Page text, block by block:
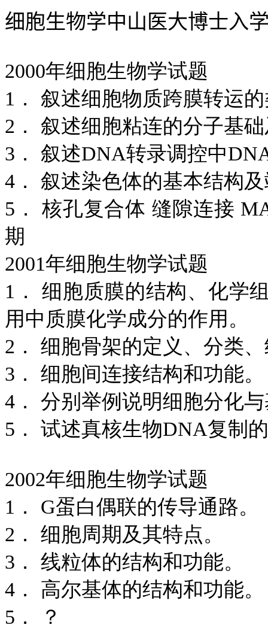
细胞生物学中山医大博士入
2000年细胞生物学试题
1． 叙述细胞物质跨膜转运
2． 叙述细胞粘连的分子基
3． 叙述DNA转录调控中
4． 叙述染色体的基本结构
5． 核孔复合体 缝隙连接
期
2001年细胞生物学试题
1． 细胞质膜的结构、化学
用中质膜化学成分的作用。
2． 细胞骨架的定义、分类
3． 细胞间连接结构和功能。
4． 分别举例说明细胞分化
5． 试述真核生物DNA复制
2002年细胞生物学试题
1． G蛋白偶联的传导通路。
2． 细胞周期及其特点。
3． 线粒体的结构和功能。
4． 高尔基体的结构和功能。
5． ？